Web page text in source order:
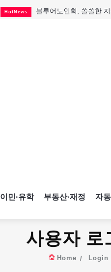
HotNews 블루어노인회, 쏠쏠한
이민·유학 부동산·재정 자
사용자 로
Home Login